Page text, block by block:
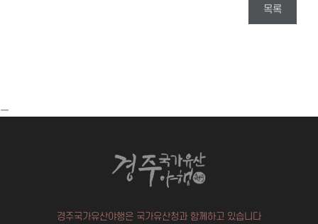
목록
ㅡ
경주국가유산야행은 국가유산청과 함께하고 있습니다